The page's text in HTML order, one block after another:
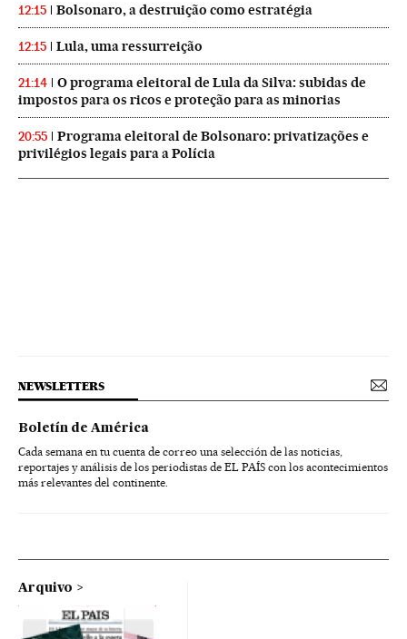
12:15 Bolsonaro, a destruição como estratégia
12:15 Lula, uma ressurreição
21:14
O programa eleitoral de Lula da Silva: subidas de
impostos para os ricos e proteção para as minorias
20:55
Programa eleitoral de Bolsonaro: privatizações e
privilégios legais para a Polícia
NEWSLETTERS
Boletín de América
Cada semana en tu cuenta de correo una selección de las noticias,
reportajes y análisis de los periodistas de EL PAÍS con los acontecimientos
más relevantes del continente.
Arquivo